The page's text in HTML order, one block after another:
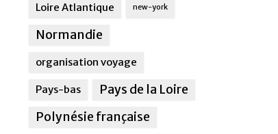
Loire Atlantique new-york
Normandie
organisation voyage
Pays-bas
Pays de la Loire
Polynésie française